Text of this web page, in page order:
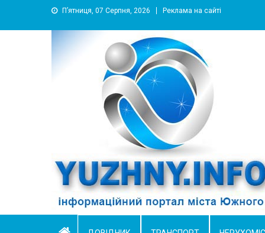
П’ятниця, 07 Серпня, 2026 Реклама на сайті
YUZHNY.INFO
информационный портал города Южный